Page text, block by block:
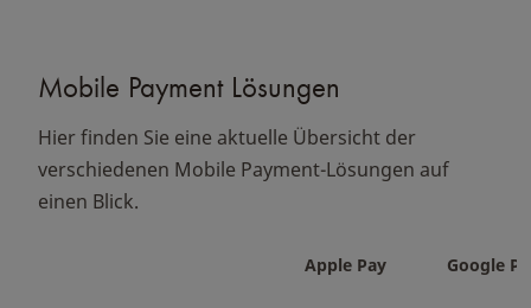
Mobile Payment Lösungen
Hier finden Sie eine aktuelle Übersicht der
verschiedenen Mobile Payment-Lösungen auf
einen Blick.
Apple Pay Google